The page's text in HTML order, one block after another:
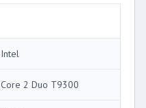
Intel
Core 2 Duo T9300